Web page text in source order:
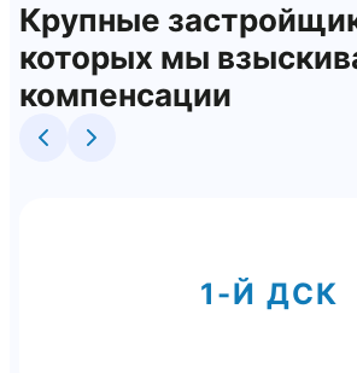
Крупные
которых мы
компенсации
1-Й ДСК